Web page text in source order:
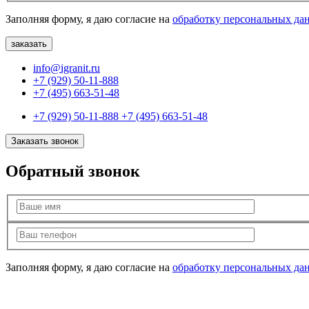
Заполняя форму, я даю согласие на обработку персональных
info@igranit.ru
+7 (929) 50-11-888
+7 (495) 663-51-48
+7 (929) 50-11-888 +7 (495) 663-51-48
Заказать звонок
Обратный звонок
Заполняя форму, я даю согласие на обработку персональных